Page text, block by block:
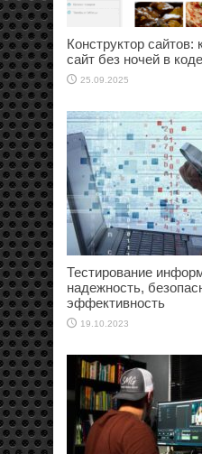
Конструктор сайтов:
сайт без ночей в коде
25.09.2025
Тестирование
надежность,
эффективность
19.10.2023